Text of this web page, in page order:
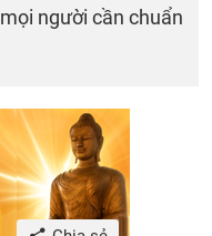
người cần chuẩn